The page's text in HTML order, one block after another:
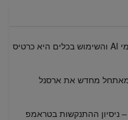
העולם לא מחכה: למה למידה של יישומי AI והשימוש בכלים היא כרטיס
מאתחל מחדש את ארסנל
ניסיון ההתנקשות בטראמפ